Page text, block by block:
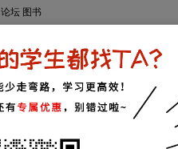
论坛 图书
英语